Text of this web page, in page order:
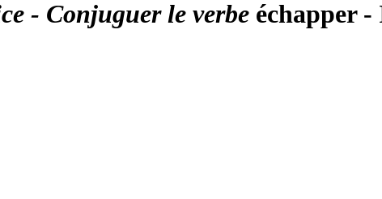
- Conjuguer le verbe échapper